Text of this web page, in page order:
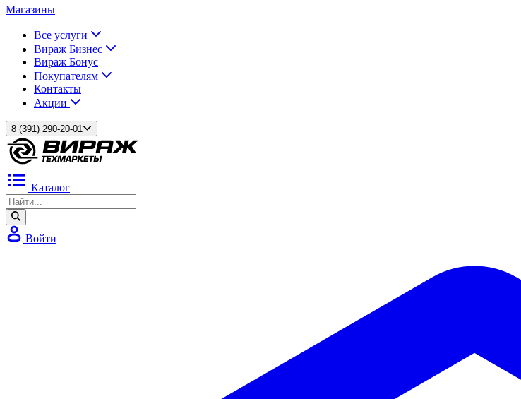
Магазины
Все услуги
Вираж Бизнес
Вираж Бонус
Покупателям
Контакты
Акции
8 (391) 290-20-01
Каталог
Войти